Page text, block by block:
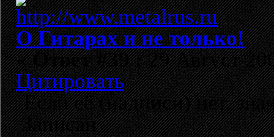
О Гитарах и не только!
«Ответ #39 :29 Август
Цитировать
Если её (надписи) нет,
Записан